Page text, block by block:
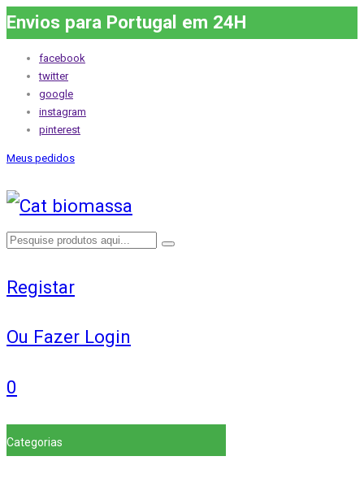
Envios para Portugal em 24H
facebook
twitter
google
instagram
pinterest
Meus pedidos
Registar
Ou Fazer Login
0
Categorias